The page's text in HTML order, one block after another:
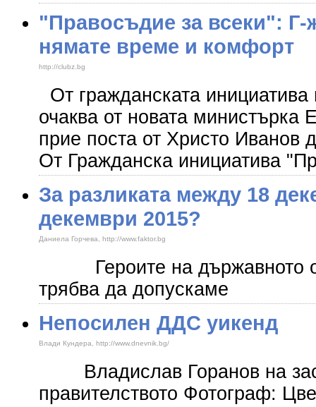
"Правосъдие за всеки": Г-
нямате време и комфорт
http://clubz.bg
От гражданската
очаква от новата министърка
прие поста от Христо Иванов
От Гражданска инициатива
За разликата между 18
декември 2015?
Даниела Горчева, http://www.faktor.bg
Героите на
трябва да допускаме
Непосилен ДДС уикенд
Влади Кундера, http://www.dnevnik.bg/
Владислав Горанов на
правителството Фотограф: